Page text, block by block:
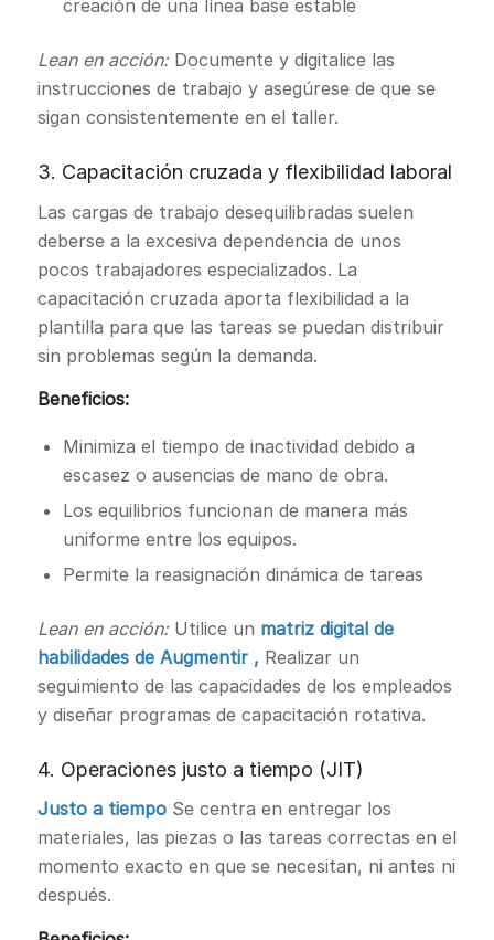
creación de una línea base estable
Lean en acción:Documente y digitalice las
instrucciones de trabajo y asegúrese de que se
sigan consistentemente en el taller.
3. Capacitación cruzada y flexibilidad laboral
Las cargas de trabajo desequilibradas suelen
deberse a la excesiva dependencia de unos
pocos trabajadores especializados. La
capacitación cruzada aporta flexibilidad a la
plantilla para que las tareas se puedan distribuir
sin problemas según la demanda.
Beneficios:
Minimiza el tiempo de inactividad debido a
escasez o ausencias de mano de obra.
Los equilibrios funcionan de manera más
uniforme entre los equipos.
Permite la reasignación dinámica de tareas
Lean en acción:Utilice un matriz digital de
habilidades de Augmentir , Realizar un
seguimiento de las capacidades de los empleados
y diseñar programas de capacitación rotativa.
4. Operaciones justo a tiempo (JIT)
Justo a tiempoSe centra en entregar los
materiales, las piezas o las tareas correctas en el
momento exacto en que se necesitan, ni antes ni
después.